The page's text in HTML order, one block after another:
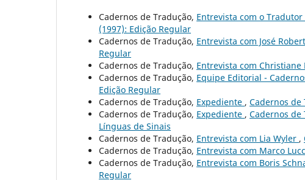
Cadernos de Tradução, Entrevista com o
(1997): Edição Regular
Cadernos de Tradução, Entrevista com José
Regular
Cadernos de Tradução, Entrevista com Christiane
Cadernos de Tradução, Equipe Editorial -
Edição Regular
Cadernos de Tradução, Expediente , Cadernos de
Cadernos de Tradução, Expediente , Cadernos de
Línguas de Sinais
Cadernos de Tradução, Entrevista com Lia Wyler ,
Cadernos de Tradução, Entrevista com Marco
Cadernos de Tradução, Entrevista com Boris
Regular